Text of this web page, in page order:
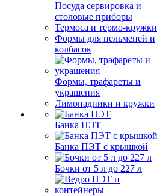
Посуда сервировка и
столовые приборы
Термоса и термо-кружки
Формы для пельменей и
колбасок
Формы, трафареты и
украшения
Лимонадники и кружки
Банка ПЭТ
Банка ПЭТ с крышкой
Бочки от 5 л до 227 л